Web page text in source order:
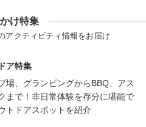
け特集
アクティビティ情報をお届け
ア特集
場、グランピングからBBQ、アス
まで！非日常体験を存分に堪能で
トドアスポットを紹介